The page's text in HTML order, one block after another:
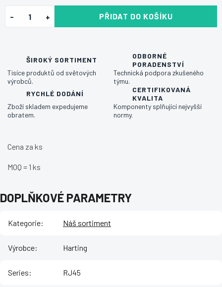
PŘIDAT DO KOŠÍKU
ŠIROKÝ SORTIMENT
Tisíce produktů od světových
výrobců.
ODBORNÉ
PORADENSTVÍ
Technická podpora zkušeného
týmu.
RYCHLÉ DODÁNÍ
Zboží skladem expedujeme
obratem.
CERTIFIKOVANÁ
KVALITA
Komponenty splňující nejvyšší
normy.
Cena za ks
MOQ = 1 ks
DOPLŇKOVÉ PARAMETRY
Kategorie: Náš sortiment
Výrobce: Harting
Series: RJ45